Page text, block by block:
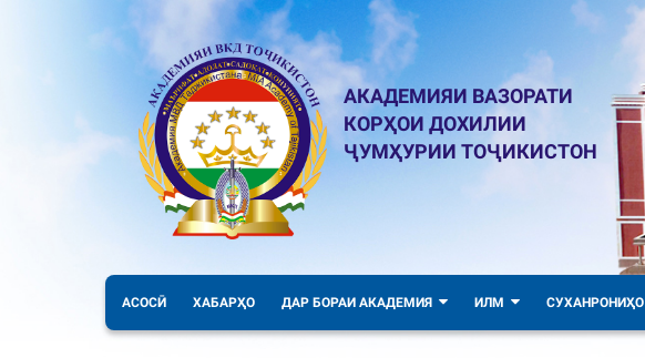
АКАДЕМИЯИ ВАЗОРАТИ
КОРҲОИ ДОХИЛИИ
ҶУМҲУРИИ ТОҶИКИСТОН
АСОСӢ ХАБАРҲО ДАР БОРАИ АКАДЕМИЯ ИЛМ СУХАНРОНИҲО